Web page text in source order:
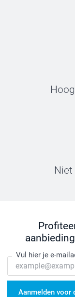
Vul hier je e-
Aanmelden voor